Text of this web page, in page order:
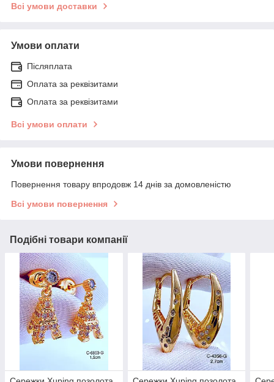
Всі умови доставки
Умови оплати
Післяплата
Оплата за реквізитами
Оплата за реквізитами
Всі умови оплати
Умови повернення
Повернення товару впродовж 14 днів за домовленістю
Всі умови повернення
Подібні товари компанії